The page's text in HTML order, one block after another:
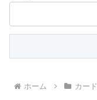
ホーム カード